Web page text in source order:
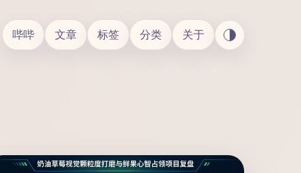
哔哔 文章 标签 分类 关于